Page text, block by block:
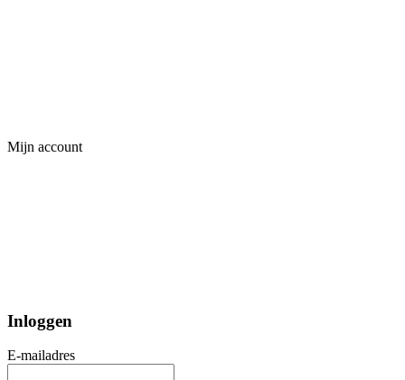
Mijn account
Inloggen
E-mailadres